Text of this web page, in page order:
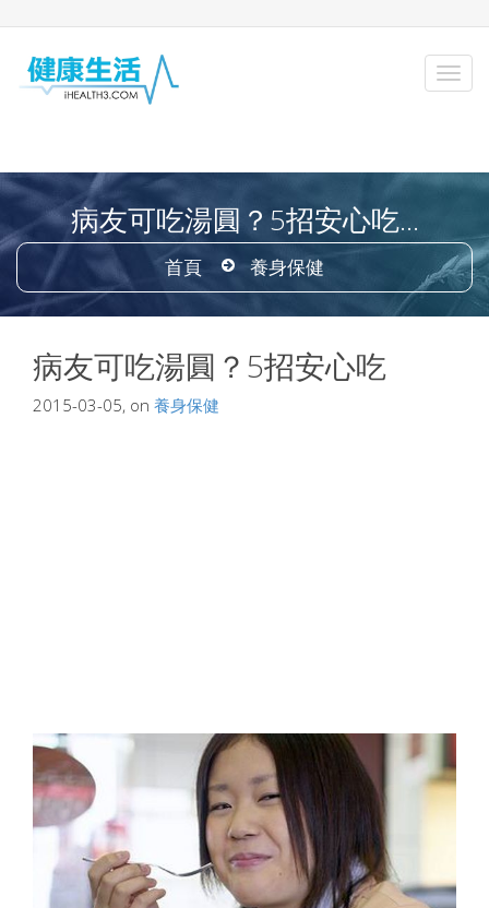
病友可吃湯圓？5招安心吃...
首頁 養身保健
病友可吃湯圓？5招安心吃
2015-03-05, on 養身保健